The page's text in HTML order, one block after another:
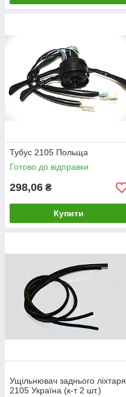
Тубус 2105 Польща
Готово до відправки
298,06 ₴
Купити
Ущільнювач заднього ліхтаря
2105 Україна (к-т 2 шт.)